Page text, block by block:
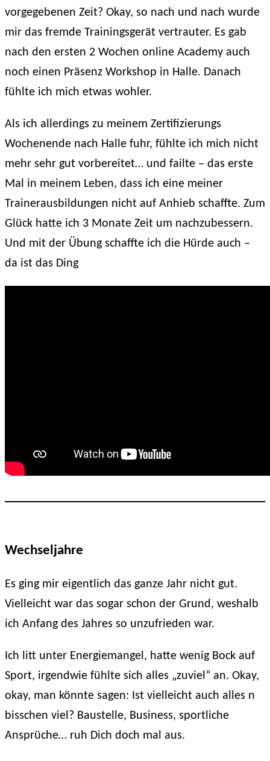
vorgegebenen Zeit? Okay, so nach und nach wurde
mir das fremde Trainingsgerät vertrauter. Es gab
nach den ersten 2 Wochen online Academy auch
noch einen Präsenz Workshop in Halle. Danach
fühlte ich mich etwas wohler.
Als ich allerdings zu meinem Zertifizierungs
Wochenende nach Halle fuhr, fühlte ich mich nicht
mehr sehr gut vorbereitet… und failte – das erste
Mal in meinem Leben, dass ich eine meiner
Trainerausbildungen nicht auf Anhieb schaffte. Zum
Glück hatte ich 3 Monate Zeit um nachzubessern.
Und mit der Übung schaffte ich die Hürde auch –
da ist das Ding
Wechseljahre
Es ging mir eigentlich das ganze Jahr nicht gut.
Vielleicht war das sogar schon der Grund, weshalb
ich Anfang des Jahres so unzufrieden war.
Ich litt unter Energiemangel, hatte wenig Bock auf
Sport, irgendwie fühlte sich alles „zuviel“ an. Okay,
okay, man könnte sagen: Ist vielleicht auch alles n
bisschen viel? Baustelle, Business, sportliche
Ansprüche… ruh Dich doch mal aus.